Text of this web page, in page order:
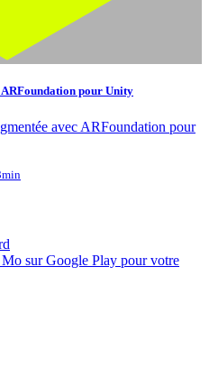
pour Unity
avec ARFoundation pour
sur Google Play pour votre